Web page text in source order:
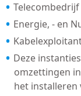
Telecombedrijf
Energie, - en
Deze
omzettingen
het installeren